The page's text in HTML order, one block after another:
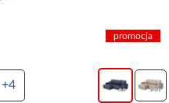
+4
promocja